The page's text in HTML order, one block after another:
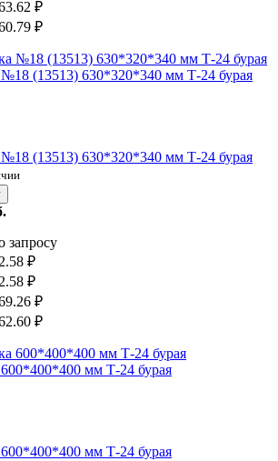
₽
₽
№18 (13513) 630*320*340 мм Т-24 бурая
№18 (13513) 630*320*340 мм Т-24 бурая
запросу
₽
₽
₽
₽
мм Т-24 бурая
мм Т-24 бурая